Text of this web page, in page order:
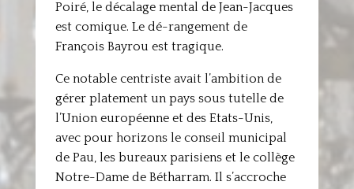
Poiré, le décalage mental de Jean-Jacques
est comique. Le dé-rangement de
François Bayrou est tragique.
Ce notable centriste avait l’ambition de
gérer platement un pays sous tutelle de
l’Union européenne et des Etats-Unis,
avec pour horizons le conseil municipal
de Pau, les bureaux parisiens et le collège
Notre-Dame de Bétharram. Il s’accroche